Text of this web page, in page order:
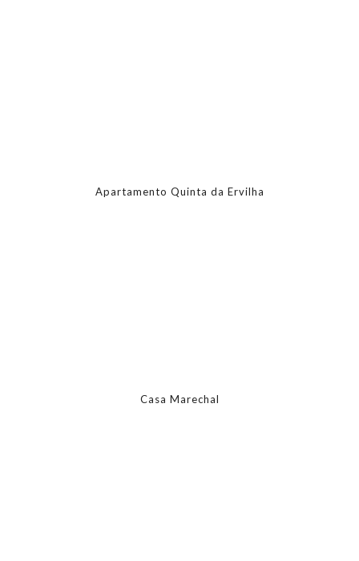
Apartamento Quinta da Ervilha
Casa Marechal